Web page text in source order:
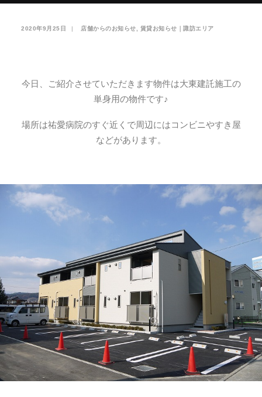
2020年9月25日 | 店舗からのお知らせ 賃貸お知らせ｜諏訪エリア
今日、ご紹介させていただきます物件は大東建託施工の
単身用の物件です♪
場所は祐愛病院のすぐ近くで周辺にはコンビニやすき屋
などがあります。